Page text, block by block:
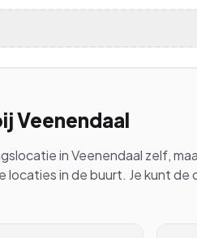
Veenendaal
inVeenendaal zelf,
locaties in de buurt. Je kunt de